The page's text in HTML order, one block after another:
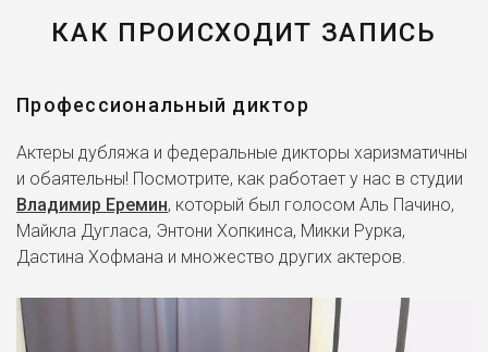
КАК ПРОИСХОДИТ ЗАПИСЬ
Профессиональный диктор
Актеры дубляжа и федеральные дикторы харизматичны
и обаятельны! Посмотрите, как работает у нас в студии
Владимир Еремин, который был голосом Аль Пачино,
Майкла Дугласа, Энтони Хопкинса, Микки Рурка,
Дастина Хофмана и множество других актеров.